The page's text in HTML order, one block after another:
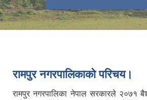
नवौ नगरसभा
नवौ नगरसभा
रामपुर नगरपालिकाको परिचय।
रामपुर नगरपालिका नेपाल सरकारले २०७१